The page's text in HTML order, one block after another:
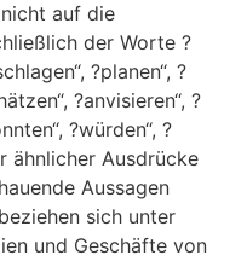
auf die
der Worte ?
?planen“, ?
?anvisieren“, ?
?würden“, ?
ähnlicher Ausdrücke
Aussagen
sich unter
und Geschäfte von